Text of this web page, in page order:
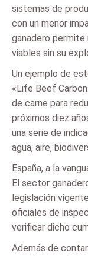
sistemas de
con un menor
ganadero
viables sin su
Un ejemplo de
«Life Beef
de carne para
próximos diez
una serie de
agua, aire,
España, a la
El sector
legislación
oficiales de
verificar dicho
Además de